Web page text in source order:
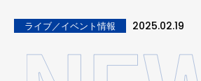
ライブ／イベント情報 2025.02.19